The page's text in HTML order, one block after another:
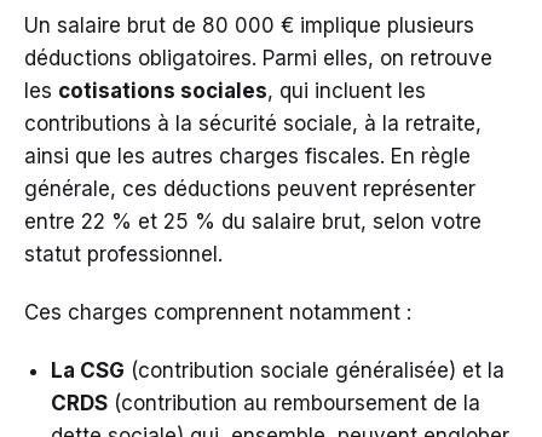
Un salaire brut de 80 000 € implique plusieurs
déductions obligatoires. Parmi elles, on retrouve
les cotisations sociales, qui incluent les
contributions à la sécurité sociale, à la retraite,
ainsi que les autres charges fiscales. En règle
générale, ces déductions peuvent représenter
entre 22 % et 25 % du salaire brut, selon votre
statut professionnel.
Ces charges comprennent notamment :
La CSG (contribution sociale généralisée) et la
CRDS (contribution au remboursement de la